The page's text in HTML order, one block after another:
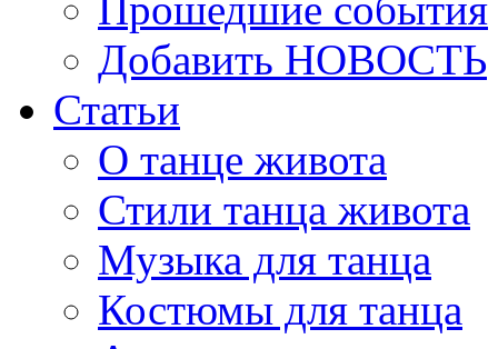
Прошедшие события
Добавить НОВОСТЬ
Статьи
О танце живота
Стили танца живота
Музыка для танца
Костюмы для танца